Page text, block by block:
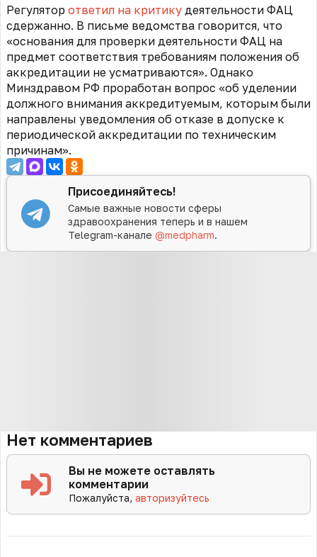
Регулятор ответил на критику деятельности ФАЦ
сдержанно. В письме ведомства говорится, что
«основания для проверки деятельности ФАЦ на
предмет соответствия требованиям положения об
аккредитации не усматриваются». Однако
Минздравом РФ проработан вопрос «об уделении
должного внимания аккредитуемым, которым были
направлены уведомления об отказе в допуске к
периодической аккредитации по техническим
причинам».
Присоединяйтесь!
Самые важные новости сферы
здравоохранения теперь и в нашем
Telegram-канале@medpharm.
Нет комментариев
Вы не можете оставлять
комментарии
Пожалуйста,авторизуйтесь